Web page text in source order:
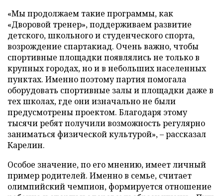
«Мы продолжаем такие программы, как
«Дворовой тренер», поддерживаем развитие
детского, школьного и студенческого спорта,
возрождение спартакиад. Очень важно, чтобы
спортивные площадки появлялись не только в
крупных городах, но и в небольших населенных
пунктах. Именно поэтому партия помогала
оборудовать спортивные залы и площадки даже в
тех школах, где они изначально не были
предусмотрены проектом. Благодаря этому
тысячи ребят получили возможность регулярно
заниматься физической культурой», – рассказал
Карелин.
Особое значение, по его мнению, имеет личный
пример родителей. Именно в семье, считает
олимпийский чемпион, формируется отношение